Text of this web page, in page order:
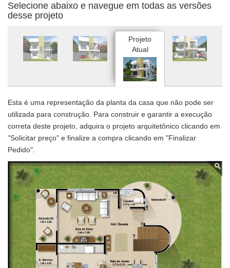
Selecione abaixo e navegue em todas as versões
desse projeto
Projeto
Atual
Esta é uma representação da planta da casa que não pode ser
utilizada para construção. Para construir e garantir a execução
correta deste projeto, adquira o projeto arquitetônico clicando em
"Solicitar preço" e finalize a compra clicando em "Finalizar
Pedido".